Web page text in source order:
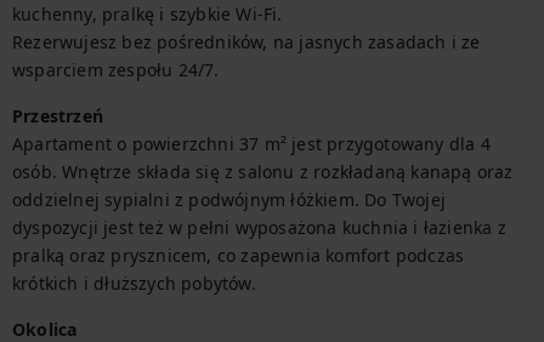
kuchenny, pralkę i szybkie Wi-Fi.
Rezerwujesz bez pośredników, na jasnych zasadach i ze
wsparciem zespołu 24/7.
Przestrzeń
Apartament o powierzchni 37 m² jest przygotowany dla 4
osób. Wnętrze składa się z salonu z rozkładaną kanapą oraz
oddzielnej sypialni z podwójnym łóżkiem. Do Twojej
dyspozycji jest też w pełni wyposażona kuchnia i łazienka z
pralką oraz prysznicem, co zapewnia komfort podczas
krótkich i dłuższych pobytów.
Okolica